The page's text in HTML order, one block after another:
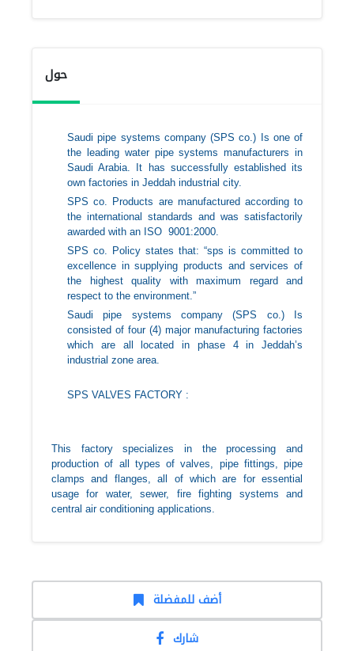
حول
Saudi pipe systems company (SPS co.) Is one of
the leading water pipe systems manufacturers in
Saudi Arabia. It has successfully established its
own factories in Jeddah industrial city.
SPS co. Products are manufactured according to
the international standards and was satisfactorily
awarded with an ISO 9001:2000.
SPS co. Policy states that: “sps is committed to
excellence in supplying products and services of
the highest quality with maximum regard and
respect to the environment.”
Saudi pipe systems company (SPS co.) Is
consisted of four (4) major manufacturing factories
which are all located in phase 4 in Jeddah’s
industrial zone area.
SPS VALVES FACTORY :
This factory specializes in the processing and
production of all types of valves, pipe fittings, pipe
clamps and flanges, all of which are for essential
usage for water, sewer, fire fighting systems and
central air conditioning applications.
أضف للمفضلة
شارك